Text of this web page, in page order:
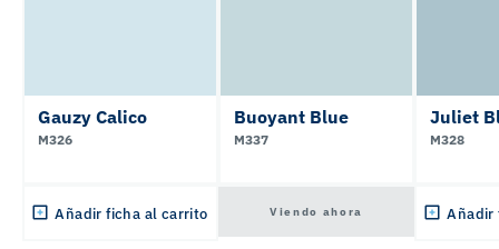
Gauzy Calico
M326
Añadir ficha al carrito
Buoyant Blue
M337
Viendo ahora
Juliet
M328
Añadir